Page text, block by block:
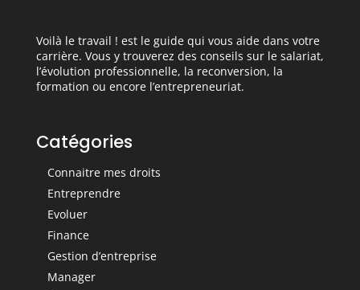
Voilà le travail ! est le guide qui vous aide dans votre
carrière. Vous y trouverez des conseils sur le salariat,
l’évolution professionnelle, la reconversion, la
formation ou encore l’entrepreneuriat.
Catégories
Connaitre mes droits
Entreprendre
Evoluer
Finance
Gestion d’entreprise
Manager